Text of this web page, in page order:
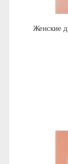
Женские